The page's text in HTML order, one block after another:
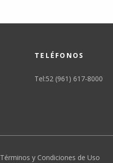
TELÉFONOS
Tel:52 (961) 617-8000
Términos y Condiciones de Uso